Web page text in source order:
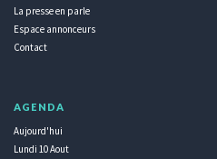
La presse en parle
Espace annonceurs
Contact
AGENDA
Aujourd'hui
Lundi 10 Aout